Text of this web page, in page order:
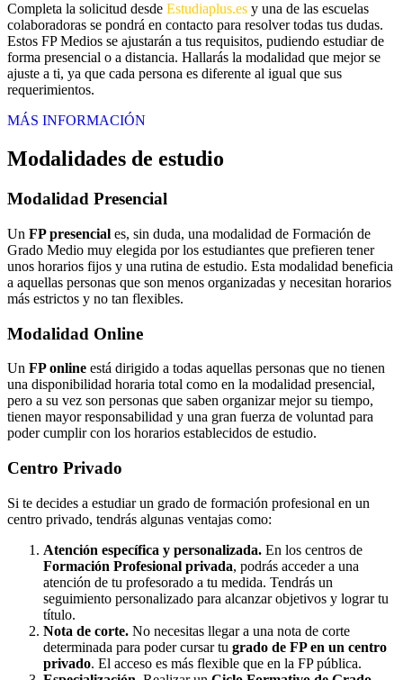
Completa la solicitud desde Estudiaplus.es y una de las escuelas
colaboradoras se pondrá en contacto para resolver todas tus dudas.
Estos FP Medios se ajustarán a tus requisitos, pudiendo estudiar de
forma presencial o a distancia. Hallarás la modalidad que mejor se
ajuste a ti, ya que cada persona es diferente al igual que sus
requerimientos.
MÁS INFORMACIÓN
Modalidades de estudio
Modalidad Presencial
Un FP presencial es, sin duda, una modalidad de Formación de
Grado Medio muy elegida por los estudiantes que prefieren tener
unos horarios fijos y una rutina de estudio. Esta modalidad beneficia
a aquellas personas que son menos organizadas y necesitan horarios
más estrictos y no tan flexibles.
Modalidad Online
Un FP online está dirigido a todas aquellas personas que no tienen
una disponibilidad horaria total como en la modalidad presencial,
pero a su vez son personas que saben organizar mejor su tiempo,
tienen mayor responsabilidad y una gran fuerza de voluntad para
poder cumplir con los horarios establecidos de estudio.
Centro Privado
Si te decides a estudiar un grado de formación profesional en un
centro privado, tendrás algunas ventajas como:
Atención específica y personalizada. En los centros de
Formación Profesional privada, podrás acceder a una
atención de tu profesorado a tu medida. Tendrás un
seguimiento personalizado para alcanzar objetivos y lograr tu
título.
Nota de corte. No necesitas llegar a una nota de corte
determinada para poder cursar tu grado de FP en un centro
privado. El acceso es más flexible que en la FP pública.